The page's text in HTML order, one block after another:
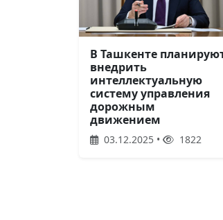
В Ташкенте
внедрить
интеллектуальную
систему управления
дорожным
движением
03.12.2025 • 1822